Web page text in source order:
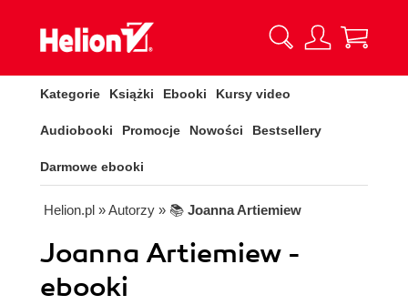
Kategorie Książki Ebooki Kursy video
Audiobooki Promocje Nowości Bestsellery
Darmowe ebooki
Helion.pl » Autorzy » 📚 Joanna Artiemiew
Joanna Artiemiew -
ebooki